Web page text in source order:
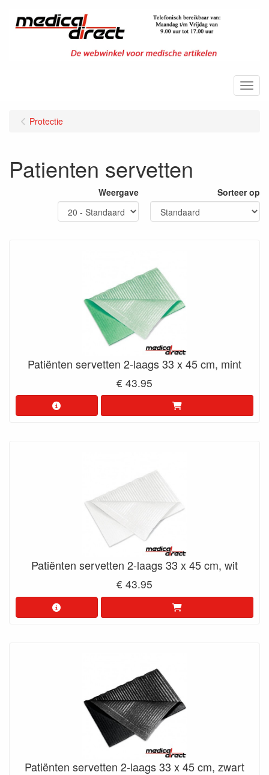
Menu
Protectie
Patienten servetten
Weergave Sorteer op
Patiënten servetten 2-laags 33 x 45 cm, mint
€ 43.95
Patiënten servetten 2-laags 33 x 45 cm, wit
€ 43.95
Patiënten servetten 2-laags 33 x 45 cm, zwart